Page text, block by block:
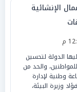
الإنشائية
الدولة لتحسين
والحد من
وطنية لإدارة
وزيرة البيئة،